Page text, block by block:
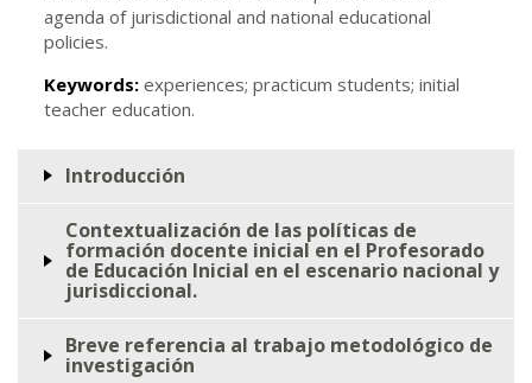
agenda of jurisdictional and national educational
policies.
Keywords: experiences; practicum students; initial
teacher education.
Introducción
Contextualización de las políticas de
formación docente inicial en el Profesorado
de Educación Inicial en el escenario nacional y
jurisdiccional.
Breve referencia al trabajo metodológico de
investigación